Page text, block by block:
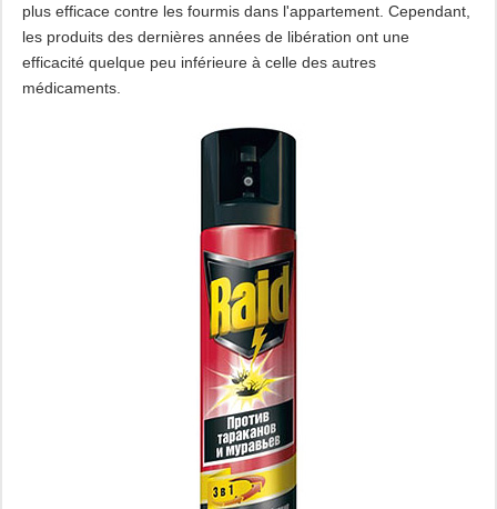
plus efficace contre les fourmis dans l'appartement. Cependant,
les produits des dernières années de libération ont une
efficacité quelque peu inférieure à celle des autres
médicaments.